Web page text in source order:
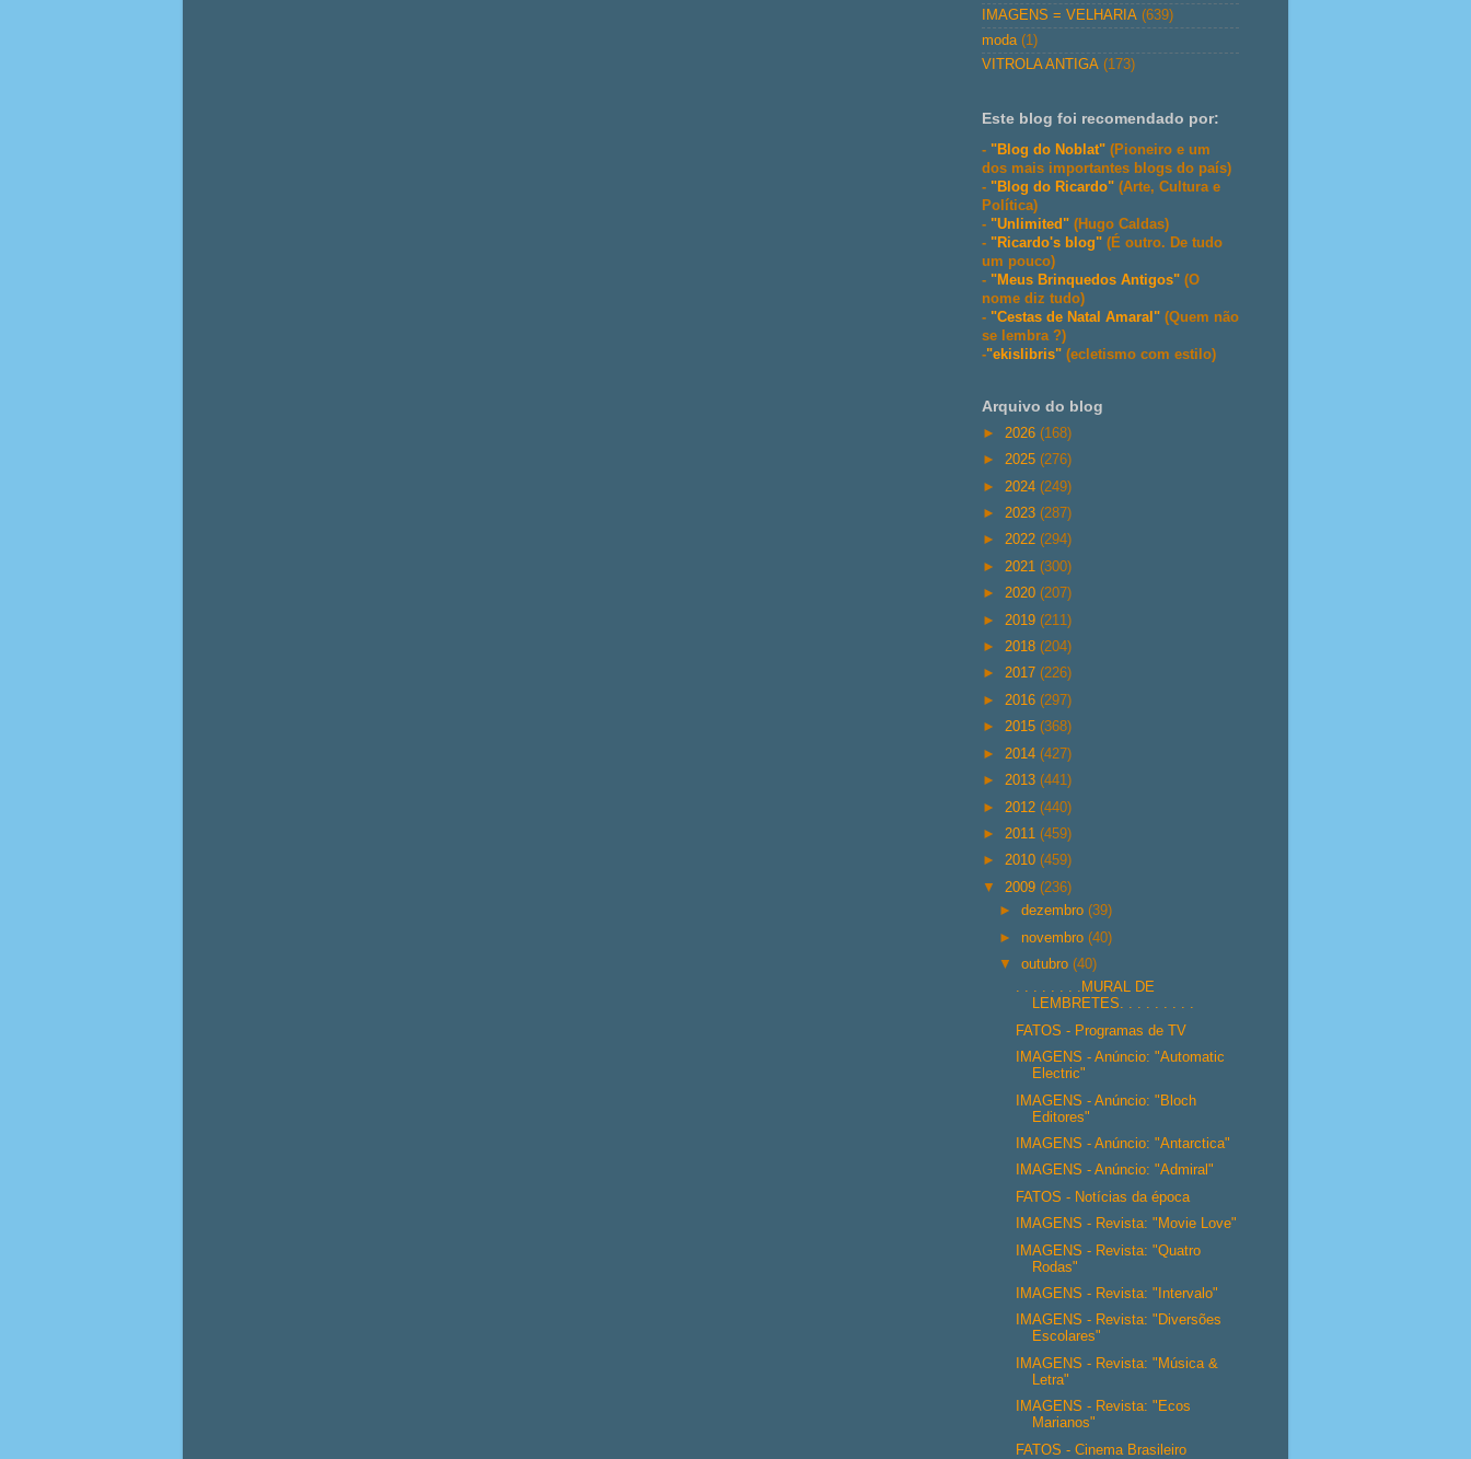
IMAGENS = VELHARIA (639)
moda (1)
VITROLA ANTIGA (173)
Este blog foi recomendado por:
- "Blog do Noblat" (Pioneiro e um
dos mais importantes blogs do país)
- "Blog do Ricardo" (Arte, Cultura e
Política)
- "Unlimited" (Hugo Caldas)
- "Ricardo's blog" (É outro. De tudo
um pouco)
- "Meus Brinquedos Antigos" (O
nome diz tudo)
- "Cestas de Natal Amaral" (Quem não
se lembra ?)
-"ekislibris" (ecletismo com estilo)
Arquivo do blog
► 2026 (168)
► 2025 (276)
► 2024 (249)
► 2023 (287)
► 2022 (294)
► 2021 (300)
► 2020 (207)
► 2019 (211)
► 2018 (204)
► 2017 (226)
► 2016 (297)
► 2015 (368)
► 2014 (427)
► 2013 (441)
► 2012 (440)
► 2011 (459)
► 2010 (459)
▼ 2009 (236)
►dezembro(39)
► novembro(40)
▼outubro(40)
. . . . . . . .MURAL DE
LEMBRETES. . . . . . . . .
FATOS - Programas de TV
IMAGENS - Anúncio: "Automatic
Electric"
IMAGENS - Anúncio: "Bloch
Editores"
IMAGENS - Anúncio: "Antarctica"
IMAGENS - Anúncio: "Admiral"
FATOS - Notícias da época
IMAGENS - Revista: "Movie Love"
IMAGENS - Revista: "Quatro
Rodas"
IMAGENS - Revista: "Intervalo"
IMAGENS - Revista: "Diversões
Escolares"
IMAGENS - Revista: "Música &
Letra"
IMAGENS - Revista: "Ecos
Marianos"
FATOS - Cinema Brasileiro